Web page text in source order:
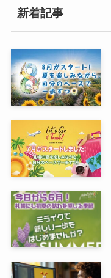
新着記事